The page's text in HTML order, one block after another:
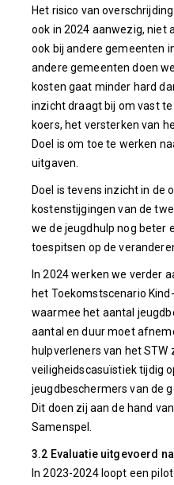
Het risico van
ook in 2024 aanwezig, niet
ook bij andere gemeenten
andere gemeenten doen
kosten gaat minder hard
inzicht draagt bij om vast
koers, het versterken van
Doel is om toe te werken
uitgaven.
Doel is tevens inzicht in de
kostenstijgingen van de
we de jeugdhulp nog beter
toespitsen op de
In 2024 werken we verder
het Toekomstscenario
waarmee het aantal
aantal en duur moet
hulpverleners van het STW
veiligheidscasuïstiek tijdig
jeugdbeschermers van de
Dit doen zij aan de hand
Samenspel.
3.2 Evaluatie uitgevoerd
In 2023-2024 loopt een